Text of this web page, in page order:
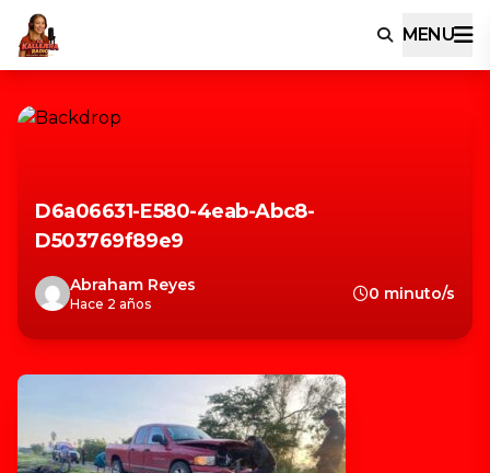
MENU
D6a06631-E580-4eab-Abc8-
D503769f89e9
Abraham Reyes
Hace 2 años
0 minuto/s